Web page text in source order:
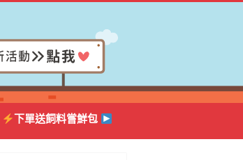
下單送飼料嘗鮮包